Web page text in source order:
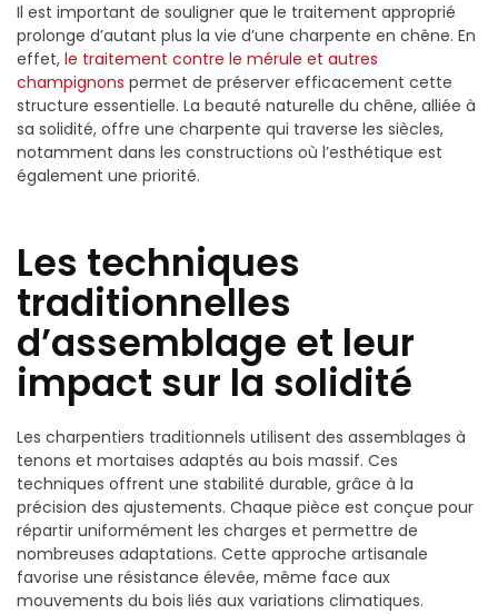
Il est important de souligner que le traitement approprié
prolonge d’autant plus la vie d’une charpente en chêne. En
effet, le traitement contre le mérule et autres
champignons permet de préserver efficacement cette
structure essentielle. La beauté naturelle du chêne, alliée à
sa solidité, offre une charpente qui traverse les siècles,
notamment dans les constructions où l’esthétique est
également une priorité.
Les techniques
traditionnelles
d’assemblage et leur
impact sur la solidité
Les charpentiers traditionnels utilisent des assemblages à
tenons et mortaises adaptés au bois massif. Ces
techniques offrent une stabilité durable, grâce à la
précision des ajustements. Chaque pièce est conçue pour
répartir uniformément les charges et permettre de
nombreuses adaptations. Cette approche artisanale
favorise une résistance élevée, même face aux
mouvements du bois liés aux variations climatiques.